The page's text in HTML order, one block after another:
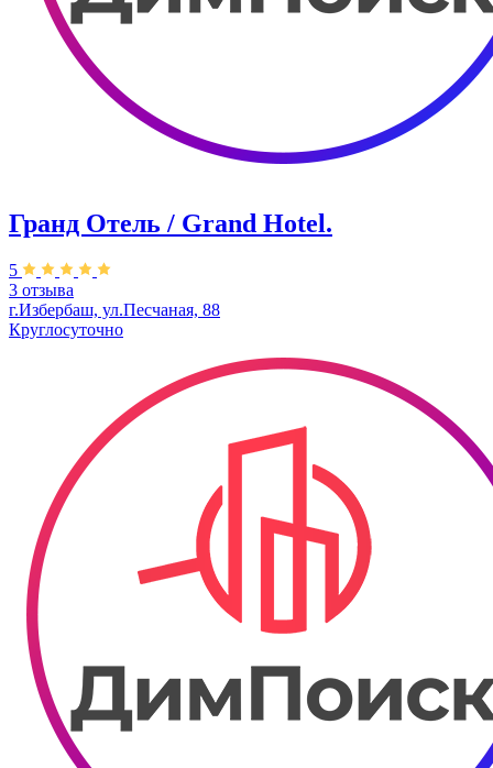
Гранд Отель / Grand Hotel.
5
3 отзыва
г.Избербаш, ул.Песчаная, 88
Круглосуточно